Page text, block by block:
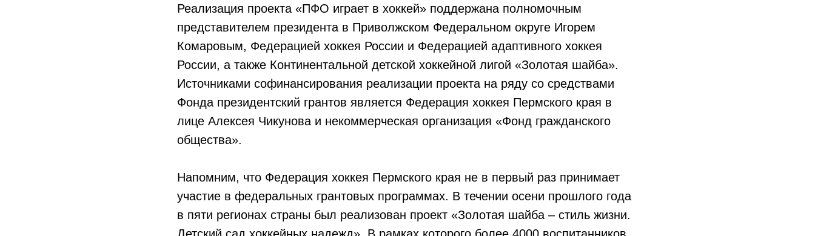
Реализация проекта «ПФО играет в хоккей» поддержана полномочным
представителем президента в Приволжском Федеральном округе Игорем
Комаровым, Федерацией хоккея России и Федерацией адаптивного хоккея
России, а также Континентальной детской хоккейной лигой «Золотая шайба».
Источниками софинансирования реализации проекта на ряду со средствами
Фонда президентский грантов является Федерация хоккея Пермского края в
лице Алексея Чикунова и некоммерческая организация «Фонд гражданского
общества».
Напомним, что Федерация хоккея Пермского края не в первый раз принимает
участие в федеральных грантовых программах. В течении осени прошлого года
в пяти регионах страны был реализован проект «Золотая шайба – стиль жизни.